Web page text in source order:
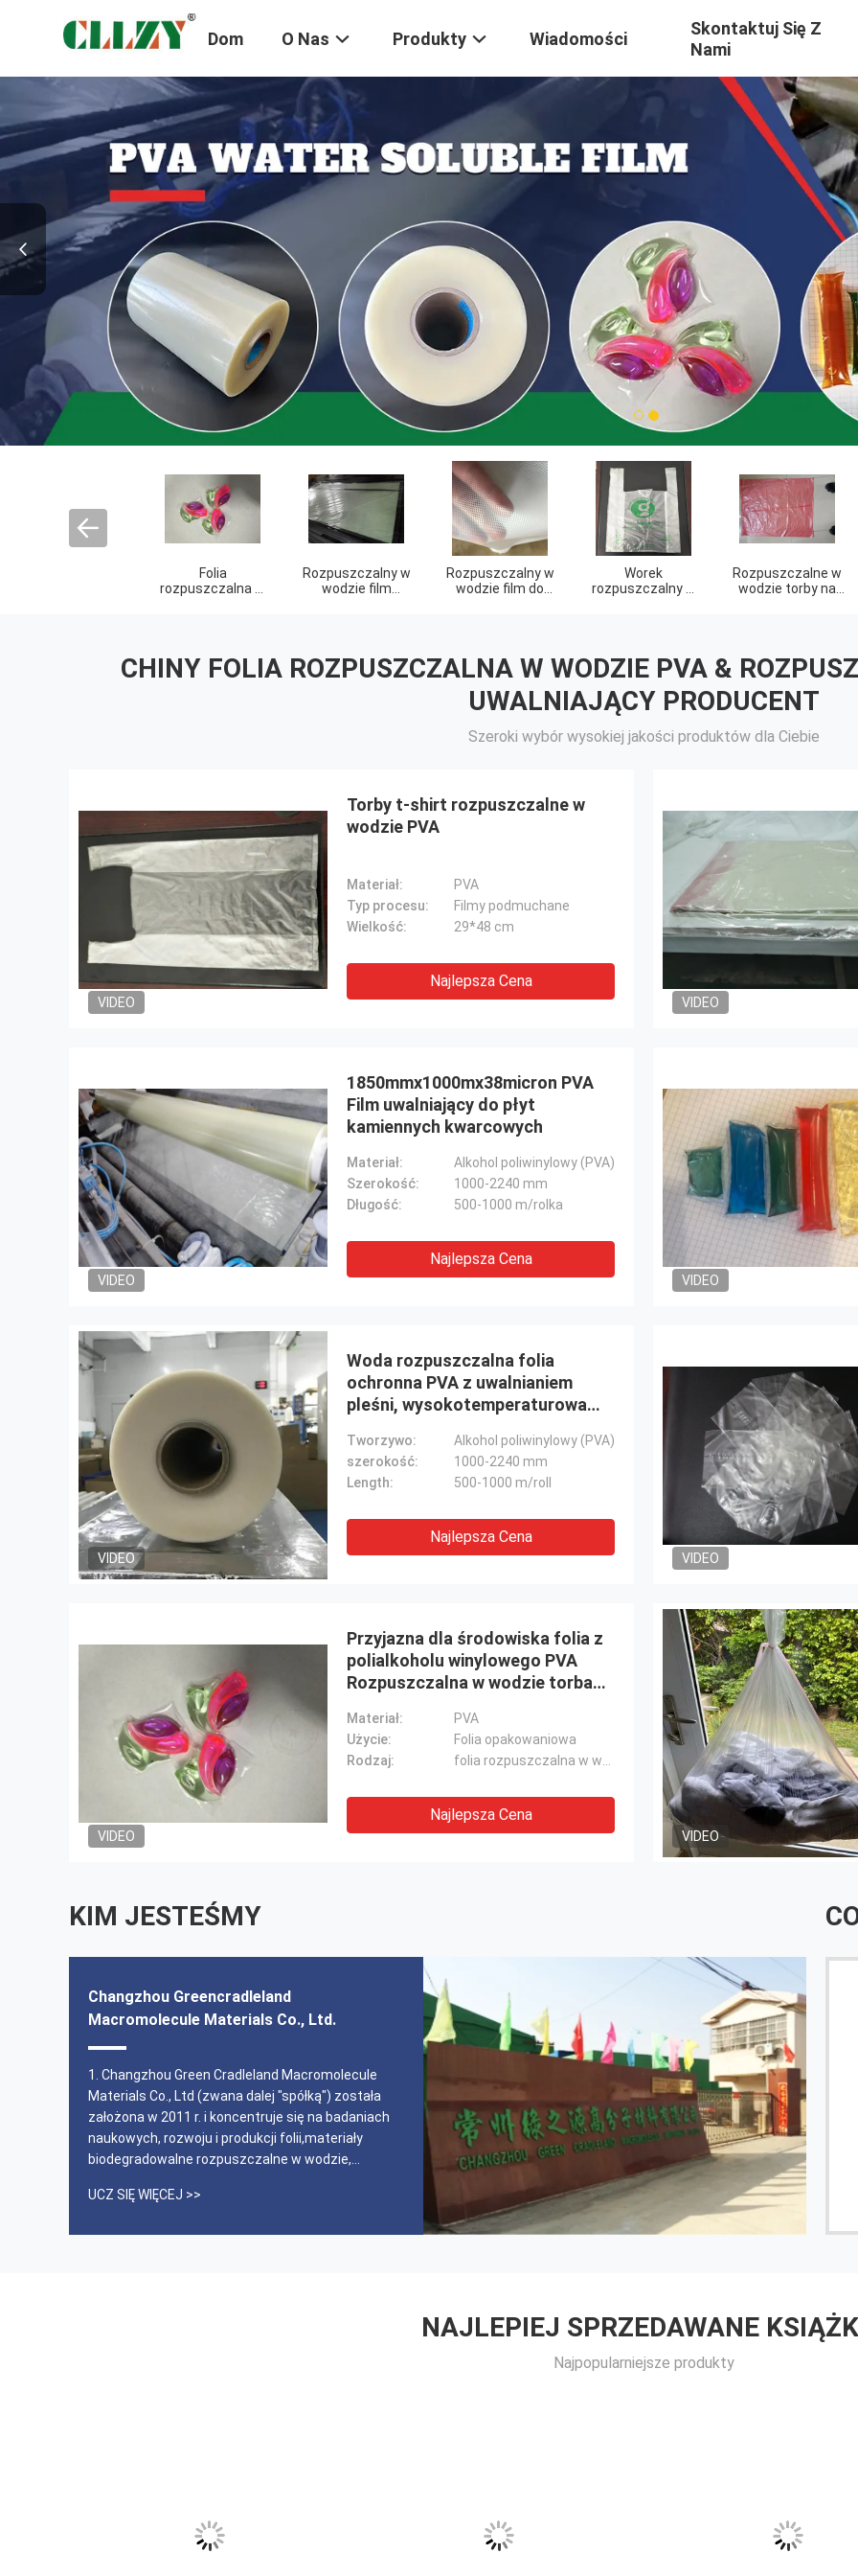
Dom O Nas Produkty Wiadomości
Skontaktuj Się Z
Nami
1 2
Biodegradowalna
folia z tworzywa
Biodegradowalne
torby na zakupy
Biodegradowalne
torby na zakupy
Biodegradowalne
worki na śmieci
CHINY FOLIA ROZPUSZCZALNA W WODZIE PVA &
UWALNIAJĄCY PRODUCENT
Szeroki wybór wysokiej jakości produktów dla Ciebie
VIDEO
Torby t-shirt rozpuszczalne w
wodzie PVA
Materiał:
PVA
Typ procesu:
Filmy podmuchane
Wielkość:
29*48 cm
Najlepsza Cena
VIDEO
VIDEO
1850mmx1000mx38micron PVA
Film uwalniający do płyt
kamiennych kwarcowych
Materiał:
Alkohol poliwinylowy (PVA)
Szerokość:
1000-2240 mm
Długość:
500-1000 m/rolka
Najlepsza Cena
VIDEO
VIDEO
Woda rozpuszczalna folia
ochronna PVA z uwalnianiem
pleśni, wysokotemperaturowa
(1840mmx1000mx35um)
Tworzywo:
Alkohol poliwinylowy (PVA)
szerokość:
1000-2240 mm
Length:
500-1000 m/roll
Najlepsza Cena
VIDEO
VIDEO
Przyjazna dla środowiska folia z
polialkoholu winylowego PVA
Rozpuszczalna w wodzie torba
Materiał:
PVA
Użycie:
Folia opakowaniowa
Rodzaj:
Najlepsza Cena
VIDEO
KIM JESTEŚMY
Changzhou Greencradleland
Macromolecule Materials Co., Ltd.
1. Changzhou Green Cradleland Macromolecule
Materials Co., Ltd (zwana dalej "spółką") została
założona w 2011 r. i koncentruje się na badaniach
naukowych, rozwoju i produkcji folii,materiały
biodegradowalne rozpuszczalne w wodzie,
najbardziej kompleksowym krajowym
UCZ SIĘ WIĘCEJ >>
Bardzo dziękuję za okazanie troski podczas naszej
wizyty w twojej fabryce. Mam nadzieję, że wkrótce
się spotkam i mam nadzieję na długą współpracę z
Tobą i Twoją firmą.
------ Yassine Ramitec
NAJLEPIEJ SPRZEDAWANE
Najpopularniejsze produkty